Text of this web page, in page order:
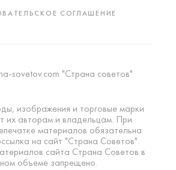
СОГЛАШЕНИЕ
sovetov.com "Страна советов"
изображения и торговые марки
их авторам и владельцам. При
материалов обязательна
на сайт "Страна Советов".
сайта Страна Советов в
объеме запрещено.